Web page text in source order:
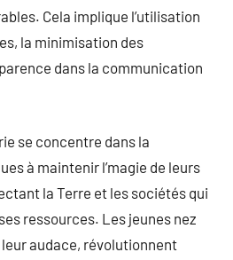
Cela implique l’utilisation
la minimisation des
dans la communication
se concentre dans la
à maintenir l’magie de leurs
la Terre et les sociétés qui
ressources. Les jeunes nez
audace, révolutionnent